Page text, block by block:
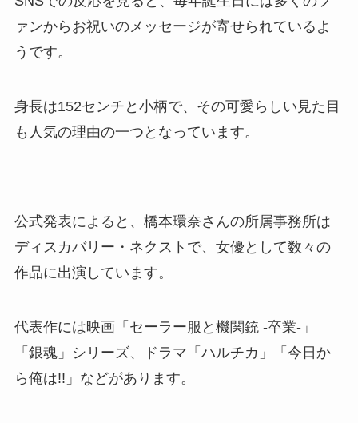
ァンからお祝いのメッセージが寄せられているよ
うです。
身長は152センチと小柄で、その可愛らしい見た目
も人気の理由の一つとなっています。
公式発表によると、橋本環奈さんの所属事務所は
ディスカバリー・ネクストで、女優として数々の
作品に出演しています。
代表作には映画「セーラー服と機関銃 -卒業-」
「銀魂」シリーズ、ドラマ「ハルチカ」「今日か
ら俺は!!」などがあります。